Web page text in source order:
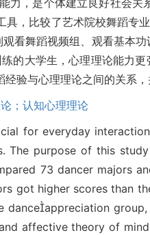
力，是个体建立良好社会
具，比较了艺术院校舞蹈
看舞蹈视频组、观看基本
的大学生，心理理论能力
验与心理理论之间的关系
；认知心理理论
for everyday
The purpose of this
73 dancer majors
got higher scores than
danceappreciation
affective theory of